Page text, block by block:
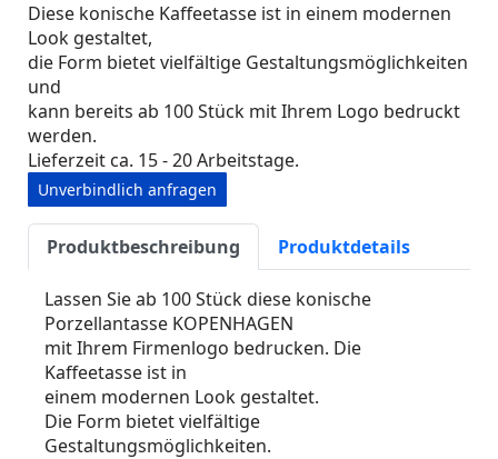
Diese konische Kaffeetasse ist in einem modernen
Look gestaltet,
die Form bietet vielfältige Gestaltungsmöglichkeiten
und
kann bereits ab 100 Stück mit Ihrem Logo bedruckt
werden.
Lieferzeit ca. 15 - 20 Arbeitstage.
Unverbindlich anfragen
Produktbeschreibung Produktdetails
Lassen Sie ab 100 Stück diese konische
Porzellantasse KOPENHAGEN
mit Ihrem Firmenlogo bedrucken. Die
Kaffeetasse ist in
einem modernen Look gestaltet.
Die Form bietet vielfältige
Gestaltungsmöglichkeiten.